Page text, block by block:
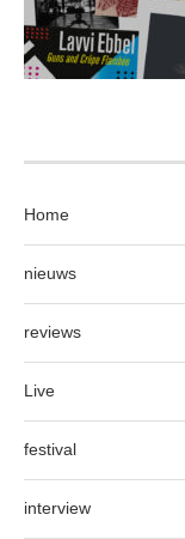
Home
nieuws
reviews
Live
festival
interview